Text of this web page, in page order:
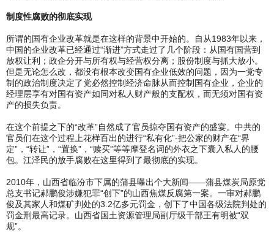
制度性腐败的彻底实现
所谓的国有企业改革就是在这样的背景中开始的。自从1983年以来，
中国的企业改革已经通过“渐进”方式走过了几个阶段：从国有国营到
放权让利；政企分开与所有权与经营权分离；股份制度与抓大放小。
但是无论怎么改，都没有根本改变国有企业低效的问题，因为一党专
制的政治制度决定了党必然控制经济命脉从而控制国有企业，企业的
经理层享有对国有资产如同对私人财产般的支配权，而无须对国有资
产的损失负责。
在这个前提之下的“改革”自然成了官员掠夺国有资产的盛宴。中共的
官员们在这个过程上花样百出的进行“私有化”-把公家的财产在“界
定”，“转让”，“置换”，“赎买”等等摩登名词的外衣之下囊入私人的腰
包。江泽民的放手腐败在这里得到了最彻底的实现。
2010年，山西省临汾市下属的蒲县曝出个大新闻——蒲县煤炭局原党
总支书记郝鹏俊涉嫌犯罪“创下”的山西焦煤反腐第一案。一审对郝鹏
俊及其家人和煤矿判处的3.2亿多元罚金，创下了中国各级法院判处的
罚金刑最高记录。山西省国土资源管理局副厅级干部王有明被“双
规”。